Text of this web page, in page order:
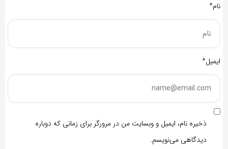
نام*
ایمیل*
ذخیره نام، ایمیل و وبسایت من در مرورگر برای زمانی که دوباره
دیدگاهی می‌نویسم.